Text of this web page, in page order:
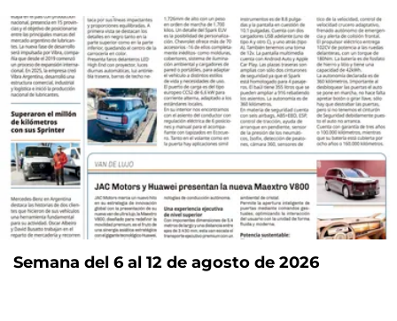
Semana del 6 al 12 de agosto de 2026